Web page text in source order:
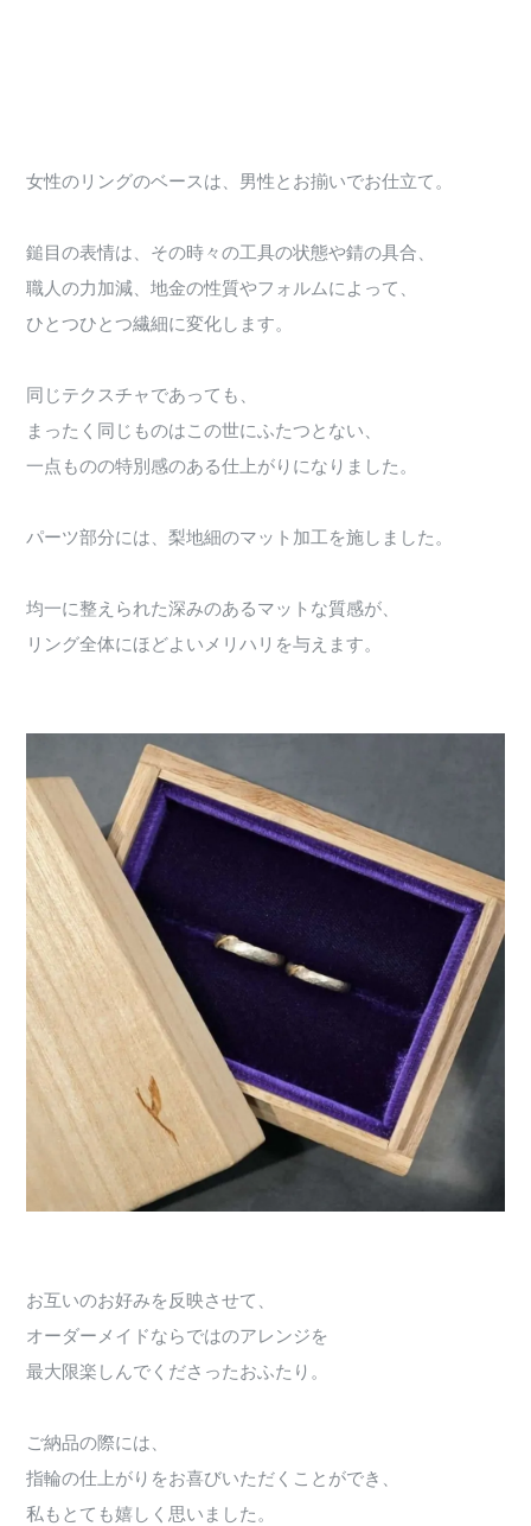
女性のリングのベースは、男性とお揃いでお仕立て。
鎚目の表情は、その時々の工具の状態や錆の具合、
職人の力加減、地金の性質やフォルムによって、
ひとつひとつ繊細に変化します。
同じテクスチャであっても、
まったく同じものはこの世にふたつとない、
一点ものの特別感のある仕上がりになりました。
パーツ部分には、梨地細のマット加工を施しました。
均一に整えられた深みのあるマットな質感が、
リング全体にほどよいメリハリを与えます。
お互いのお好みを反映させて、
オーダーメイドならではのアレンジを
最大限楽しんでくださったおふたり。
ご納品の際には、
指輪の仕上がりをお喜びいただくことができ、
私もとても嬉しく思いました。